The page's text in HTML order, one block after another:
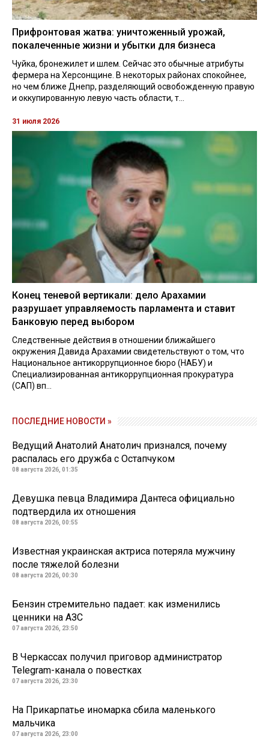
Прифронтовая жатва: уничтоженный урожай,
покалеченные жизни и убытки для бизнеса
Чуйка, бронежилет и шлем. Сейчас это обычные атрибуты
фермера на Херсонщине. В некоторых районах спокойнее,
но чем ближе Днепр, разделяющий освобожденную правую
и оккупированную левую часть области, т...
31 июля 2026
Конец теневой вертикали: дело Арахамии
разрушает управляемость парламента и ставит
Банковую перед выбором
Следственные действия в отношении ближайшего
окружения Давида Арахамии свидетельствуют о том, что
Национальное антикоррупционное бюро (НАБУ) и
Специализированная антикоррупционная прокуратура
(САП) вп...
ПОСЛЕДНИЕ НОВОСТИ »
Ведущий Анатолий Анатолич признался, почему
распалась его дружба с Остапчуком
08 августа 2026, 01:35
Девушка певца Владимира Дантеса официально
подтвердила их отношения
08 августа 2026, 00:55
Известная украинская актриса потеряла мужчину
после тяжелой болезни
08 августа 2026, 00:30
Бензин стремительно падает: как изменились
ценники на АЗС
07 августа 2026, 23:50
В Черкассах получил приговор администратор
Telegram-канала о повестках
07 августа 2026, 23:30
На Прикарпатье иномарка сбила маленького
мальчика
07 августа 2026, 23:00